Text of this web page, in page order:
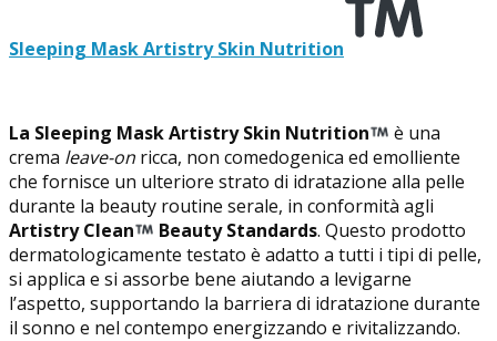
Sleeping Mask Artistry Skin Nutrition
La Sleeping Mask Artistry Skin Nutrition
è una
crema leave-on ricca, non comedogenica ed emolliente
che fornisce un ulteriore strato di idratazione alla pelle
durante la beauty routine serale, in conformità agli
Artistry Clean
Beauty Standards. Questo prodotto
dermatologicamente testato è adatto a tutti i tipi di pelle,
si applica e si assorbe bene aiutando a levigarne
l’aspetto, supportando la barriera di idratazione durante
il sonno e nel contempo energizzando e rivitalizzando.